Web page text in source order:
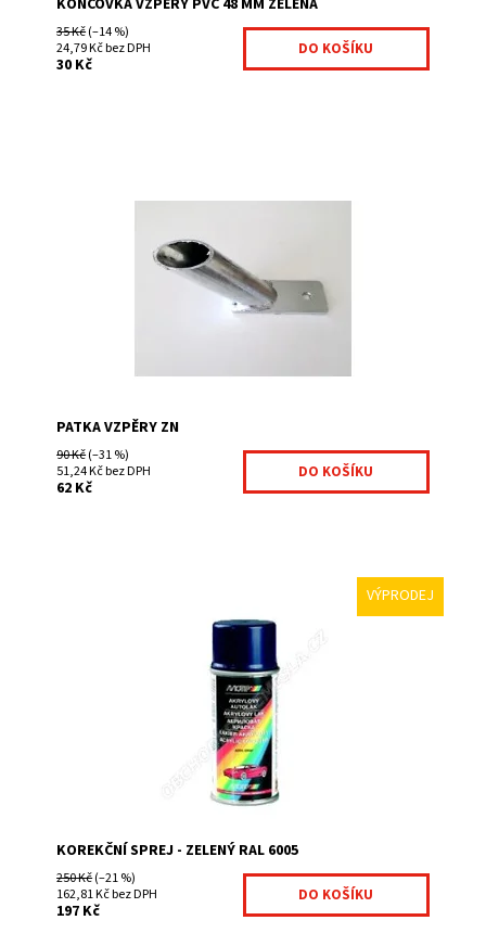
35 Kč(–14 %)
24,79 Kč bez DPH
30 Kč
Patka vzpěry se používá, pokud potřebujete vzpěru
otvory na natloukací kotvy (závitové...
Na centrálním skladě
100025A-310
Fence consulting
PATKA VZPĚRY ZN
90 Kč(–31 %)
51,24 Kč bez DPH
62 Kč
VÝPRODEJ
Korekční spreje jsou výborné na finální úpravy po
provedení montáží jakéhokoliv plotu na jednoduchou
korekci vznikných škrábanců a odřenin. Díky...
Na centrálním skladě
KOR01-303
KOREKČNÍ SPREJ - ZELENÝ RAL 6005
250 Kč(–21 %)
162,81 Kč bez DPH
197 Kč